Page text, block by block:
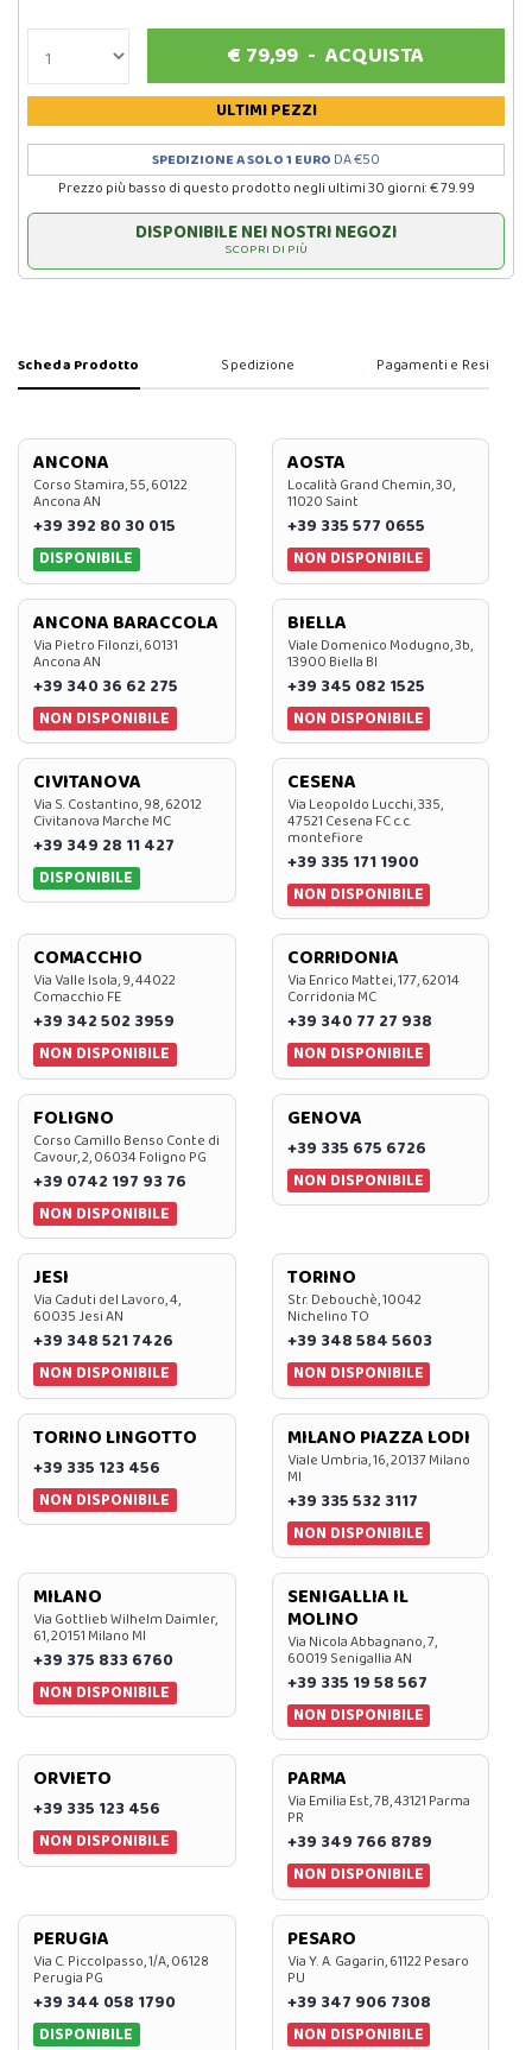
€ 79,99 -ACQUISTA
ULTIMI PEZZI
SPEDIZIONE A SOLO 1 EURO DA €50
Prezzo più basso di questo prodotto negli ultimi 30 giorni: € 79.99
DISPONIBILE NEI NOSTRI NEGOZI
SCOPRI DI PIÙ
Scheda Prodotto Spedizione Pagamenti e Resi
ANCONA
Corso Stamira, 55, 60122
Ancona AN
+39 392 80 30 015
DISPONIBILE
AOSTA
Località Grand Chemin, 30,
11020 Saint
+39 335 577 0655
NON DISPONIBILE
ANCONA BARACCOLA
Via Pietro Filonzi, 60131
Ancona AN
+39 340 36 62 275
NON DISPONIBILE
BIELLA
Viale Domenico Modugno, 3b,
13900 Biella BI
+39 345 082 1525
NON DISPONIBILE
CIVITANOVA
Via S. Costantino, 98, 62012
Civitanova Marche MC
+39 349 28 11 427
DISPONIBILE
CESENA
Via Leopoldo Lucchi, 335,
47521 Cesena FC c.c.
montefiore
+39 335 171 1900
NON DISPONIBILE
COMACCHIO
Via Valle Isola, 9, 44022
Comacchio FE
+39 342 502 3959
NON DISPONIBILE
CORRIDONIA
Via Enrico Mattei, 177, 62014
Corridonia MC
+39 340 77 27 938
NON DISPONIBILE
FOLIGNO
Corso Camillo Benso Conte di
Cavour, 2, 06034 Foligno PG
+39 0742 197 93 76
NON DISPONIBILE
GENOVA
+39 335 675 6726
NON DISPONIBILE
JESI
Via Caduti del Lavoro, 4,
60035 Jesi AN
+39 348 521 7426
NON DISPONIBILE
TORINO
Str. Debouchè, 10042
Nichelino TO
+39 348 584 5603
NON DISPONIBILE
TORINO LINGOTTO
+39 335 123 456
NON DISPONIBILE
MILANO PIAZZA LODI
Viale Umbria, 16, 20137 Milano
MI
+39 335 532 3117
NON DISPONIBILE
MILANO
Via Gottlieb Wilhelm Daimler,
61, 20151 Milano MI
+39 375 833 6760
NON DISPONIBILE
SENIGALLIA IL
MOLINO
Via Nicola Abbagnano, 7,
60019 Senigallia AN
+39 335 19 58 567
NON DISPONIBILE
ORVIETO
+39 335 123 456
NON DISPONIBILE
PARMA
Via Emilia Est, 7B, 43121 Parma
PR
+39 349 766 8789
NON DISPONIBILE
PERUGIA
Via C. Piccolpasso, 1/A, 06128
Perugia PG
+39 344 058 1790
DISPONIBILE
PESARO
Via Y. A. Gagarin, 61122 Pesaro
PU
+39 347 906 7308
NON DISPONIBILE